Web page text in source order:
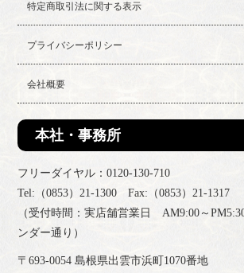
特定商取引法に関する表示
プライバシーポリシー
会社概要
本社・事務所
フリーダイヤル：0120-130-710
Tel:（0853）21-1300 Fax:（0853）21-1317
（受付時間：実店舗営業日 AM9:00～
ンダー通り）
〒693-0054 島根県出雲市浜町1070番地